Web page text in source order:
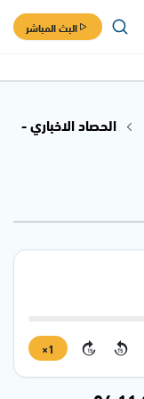
البث المباشر
الحصاد الاخباري -
15
15
1×